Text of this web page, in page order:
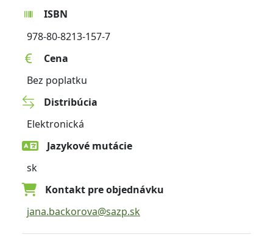
ISBN
978-80-8213-157-7
Cena
Bez poplatku
Distribúcia
Elektronická
Jazykové mutácie
sk
Kontakt pre objednávku
jana.backorova@sazp.sk